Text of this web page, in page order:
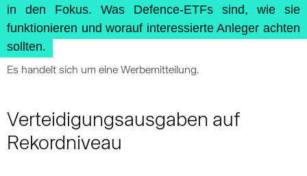
in den Fokus. Was Defence-ETFs sind, wie sie
funktionieren und worauf interessierte Anleger achten
sollten.
Es handelt sich um eine Werbemitteilung.
Verteidigungsausgaben auf
Rekordniveau